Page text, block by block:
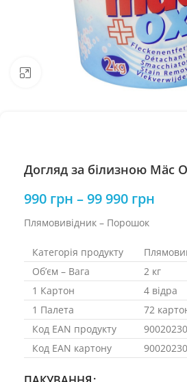
Натисніть, щоб збільшити
Догляд за білизною Mäc
990 грн –99 990 грн
Плямовивідник – Порошок
Категорія продукту
Об’єм – Вага
2 кг
1 Картон
4 відра
1 Палета
72
Код EAN продукту
Код EAN картону